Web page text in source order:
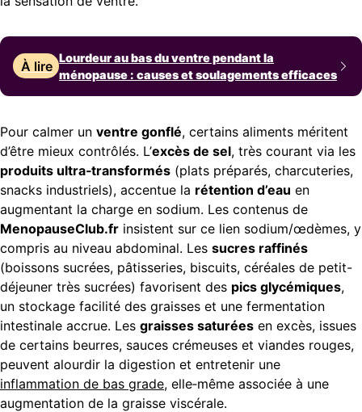
À lire
Lourdeur au bas du ventre pendant la
ménopause : causes et soulagements efficaces
Pour calmer un ventre gonflé, certains aliments méritent
d’être mieux contrôlés. L’excès de sel, très courant via les
produits ultra‑transformés (plats préparés, charcuteries,
snacks industriels), accentue la rétention d’eau en
augmentant la charge en sodium. Les contenus de
MenopauseClub.fr insistent sur ce lien sodium/œdèmes, y
compris au niveau abdominal. Les sucres raffinés
(boissons sucrées, pâtisseries, biscuits, céréales de petit-
déjeuner très sucrées) favorisent des pics glycémiques,
un stockage facilité des graisses et une fermentation
intestinale accrue. Les graisses saturées en excès, issues
de certains beurres, sauces crémeuses et viandes rouges,
peuvent alourdir la digestion et entretenir une
inflammation de bas grade, elle‑même associée à une
augmentation de la graisse viscérale.